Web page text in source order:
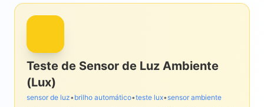
Teste de Sensor de Luz Ambiente
(Lux)
sensor de luz•brilho automático•teste lux•sensor ambiente